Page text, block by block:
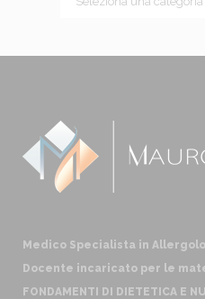
Medico Specialista in
Docente incaricato per le
FONDAMENTI DI DIETETICA E